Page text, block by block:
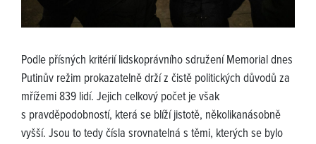
Podle přísných kritérií lidskoprávního sdružení Memorial dnes
Putinův režim prokazatelně drží z čistě politických důvodů za
mřížemi 839 lidí. Jejich celkový počet je však
s pravděpodobností, která se blíží jistotě, několikanásobně
vyšší. Jsou to tedy čísla srovnatelná s těmi, kterých se bylo